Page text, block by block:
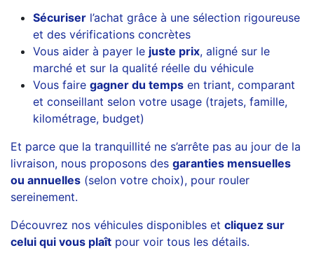
Sécuriser l’achat grâce à une sélection rigoureuse
et des vérifications concrètes
Vous aider à payer le juste prix, aligné sur le
marché et sur la qualité réelle du véhicule
Vous faire gagner du temps en triant, comparant
et conseillant selon votre usage (trajets, famille,
kilométrage, budget)
Et parce que la tranquillité ne s’arrête pas au jour de la
livraison, nous proposons des garanties mensuelles
ou annuelles (selon votre choix), pour rouler
sereinement.
Découvrez nos véhicules disponibles et cliquez sur
celui qui vous plaît pour voir tous les détails.